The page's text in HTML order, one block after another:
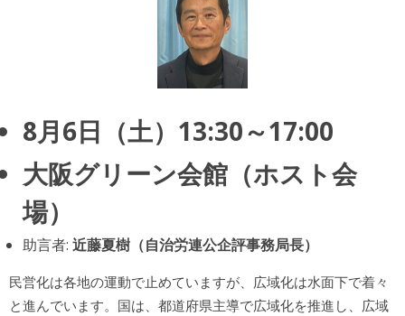
8月6日（土）13:30～17:00
大阪グリーン会館（ホスト会
場）
助言者: 近藤夏樹（自治労連公企評事務局長）
民営化は各地の運動で止めていますが、広域化は水面下で着々
と進んでいます。国は、都道府県主導で広域化を推進し、広域